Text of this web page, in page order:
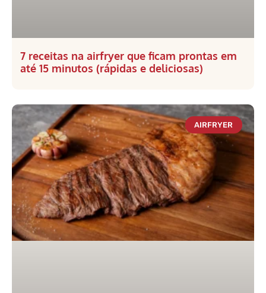
7 receitas na airfryer que ficam prontas em
até 15 minutos (rápidas e deliciosas)
AIRFRYER